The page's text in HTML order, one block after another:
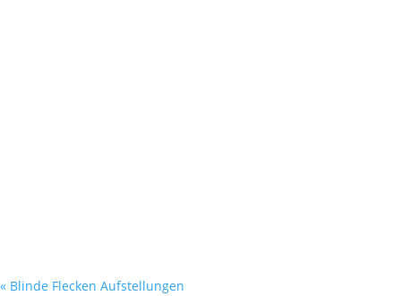
« Blinde Flecken Aufstellungen